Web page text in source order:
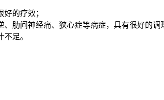
的疗效；
肋间神经痛、狭心症等病症，具有很好的调
不足。